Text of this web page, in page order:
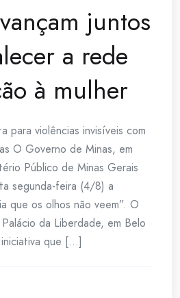
juntos
a rede
à mulher
para violências invisíveis com
O Governo de Minas, em
Público de Minas Gerais
segunda-feira (4/8) a
que os olhos não veem”. O
da Liberdade, em Belo
que [...]